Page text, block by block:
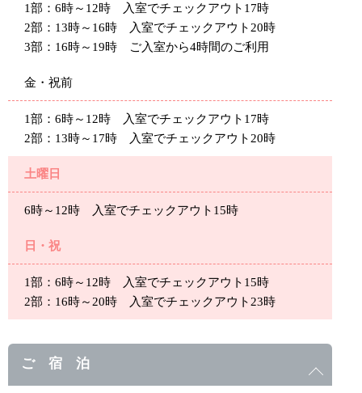
1部：6時～12時 入室でチェックアウト17時
2部：13時～16時 入室でチェックアウト20時
3部：16時～19時 ご入室から4時間のご利用
金・祝前
1部：6時～12時 入室でチェックアウト17時
2部：13時～17時 入室でチェックアウト20時
土曜日
6時～12時 入室でチェックアウト15時
日・祝
1部：6時～12時 入室でチェックアウト15時
2部：16時～20時 入室でチェックアウト23時
ご 宿 泊